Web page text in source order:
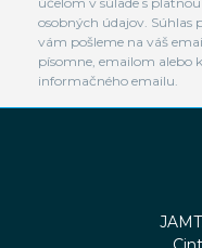
osobných údajov.
vám pošleme na váš
písomne, emailom alebo
informačného emailu.